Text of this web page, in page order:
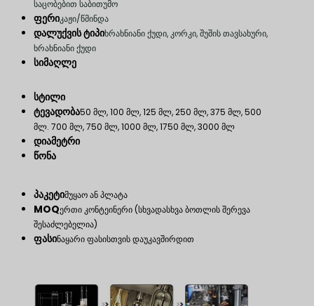
საცობებით საბითუმო
ფერიკაჟი/წმინდა
დალუქვის ტიპიხრახნიანი ქუდი, კორკი, შუშის თავსახური,
ხრახნიანი ქუდი
სიმაღლე
სტილი
ტევადობა50 მლ, 100 მლ, 125 მლ, 250 მლ, 375 მლ, 500
მლ. 700 მლ, 750 მლ, 1000 მლ, 1750 მლ, 3000 მლ
დიამეტრი
წონა
პაკეტიმუყაო ან პლატა
MOQერთი კონტეინერი (სხვადასხვა ბოთლის შერევა
შესაძლებელია)
ფასინაყარი ფასისთვის დაუკავშირდით